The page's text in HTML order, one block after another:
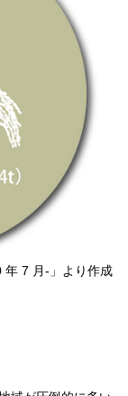
7 月-」より作成